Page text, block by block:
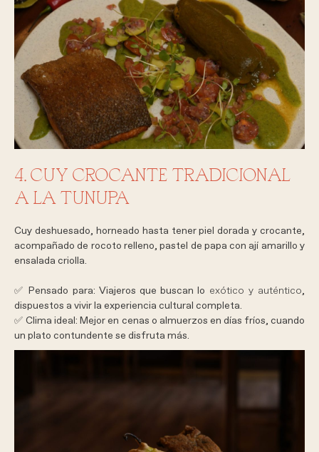
4. CUY CROCANTE TRADICIONAL
A LA TUNUPA
Cuy deshuesado, horneado hasta tener piel dorada y crocante,
acompañado de rocoto relleno, pastel de papa con ají amarillo y
ensalada criolla.
✅ Pensado para: Viajeros que buscan lo exótico y auténtico
dispuestos a vivir la experiencia cultural completa.
✅ Clima ideal: Mejor en cenas o almuerzos en días fríos, cuando
un plato contundente se disfruta más.